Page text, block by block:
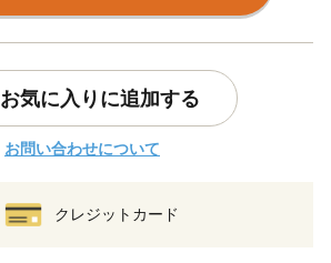
お気に入りに追加する
お問い合わせについて
クレジットカード